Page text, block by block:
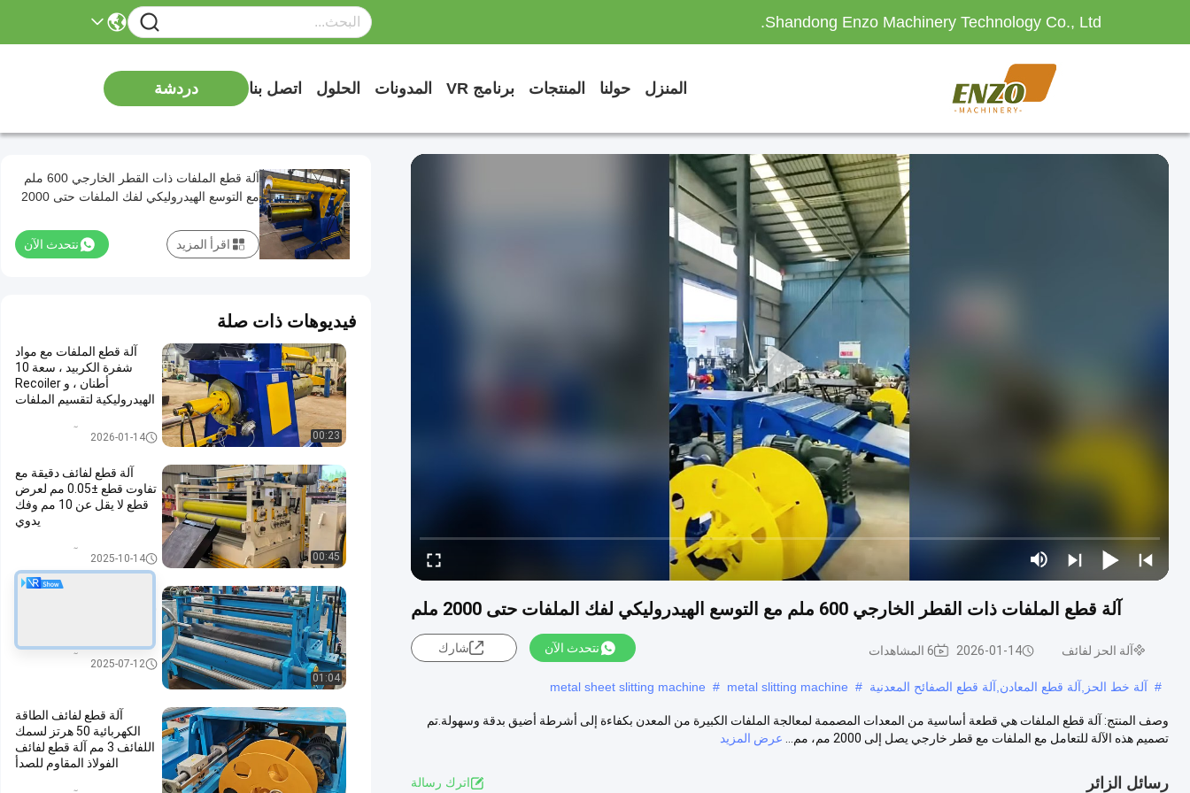
Shandong Enzo Machinery Technology Co., Ltd.
المنزل حولنا المنتجات برنامج VR المدونات الحلول اتصل بنا دردشة
آلة قطع الملفات ذات القطر الخارجي 600 ملم مع التوسع الهيدروليكي لفك الملفات حتى 2000 ملم
آلة الحز لفائف 2026-01-14 6 المشاهدات نتحدث الآن شارك
# آلة خط الحز,آلة قطع المعادن,آلة قطع الصفائح المعدنية #
metal slitting machine
#
metal sheet slitting machine
وصف المنتج: آلة قطع الملفات هي قطعة أساسية من المعدات المصممة لمعالجة الملفات الكبيرة من المعدن بكفاءة إلى أشرطة أضيق بدقة وسهولة.تم
تصميم هذه الآلة للتعامل مع الملفات مع قطر خارجي يصل إلى 2000 مم، مم...
عرض المزيد
رسائل الزائر اترك رسالة
آلة قطع الملفات ذات القطر الخارجي 600 ملم
مع التوسع الهيدروليكي لفك الملفات حتى 2000
نتحدث الآن اقرأ المزيد
فيديوهات ذات صلة
00:23
آلة قطع الملفات مع مواد
شفرة الكربيد ، سعة 10
أطنان ، و Recoiler
الهيدروليكية لتقسيم الملفات
2026-01-14
00:45
آلة قطع لفائف دقيقة مع
تفاوت قطع ±0.05 مم لعرض
قطع لا يقل عن 10 مم وفك
يدوي
2025-10-14
01:04
2025-07-12
آلة قطع لفائف الطاقة
الكهربائية 50 هرتز لسمك
اللفائف 3 مم آلة قطع لفائف
الفولاذ المقاوم للصدأ